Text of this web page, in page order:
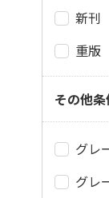
新刊
重版
その他条
グレ
グレ